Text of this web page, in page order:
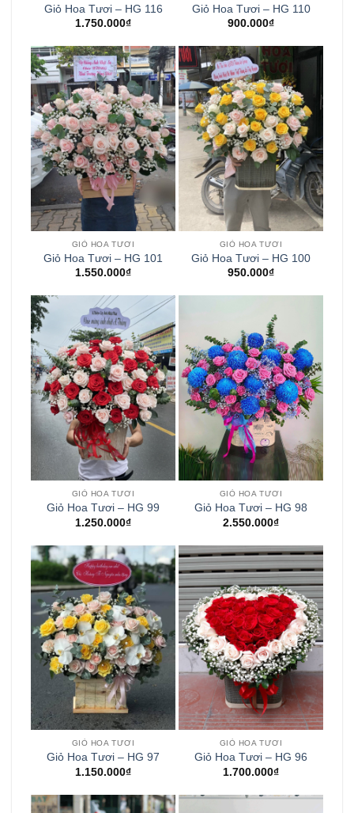
Giỏ Hoa Tươi – HG 116
1.750.000₫
Giỏ Hoa Tươi – HG 110
900.000₫
GIỎ HOA TƯƠI
Giỏ Hoa Tươi – HG 101
1.550.000₫
GIỎ HOA TƯƠI
Giỏ Hoa Tươi – HG 100
950.000₫
GIỎ HOA TƯƠI
Giỏ Hoa Tươi – HG 99
1.250.000₫
GIỎ HOA TƯƠI
Giỏ Hoa Tươi – HG 98
2.550.000₫
GIỎ HOA TƯƠI
Giỏ Hoa Tươi – HG 97
1.150.000₫
GIỎ HOA TƯƠI
Giỏ Hoa Tươi – HG 96
1.700.000₫